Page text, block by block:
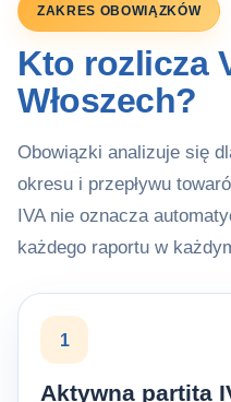
ZAKRES OBOWIĄZKÓW
Kto rozlicza
Włoszech?
Obowiązki analizuje się
okresu i przepływu
IVA nie oznacza
każdego raportu w
1
Aktywna partita